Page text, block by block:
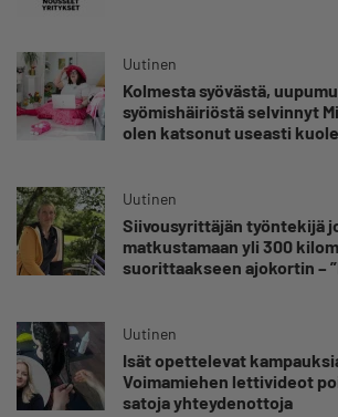
Uutinen
Kolmesta syövästä,
syömishäiriöstä selvinnyt
olen katsonut useasti
Uutinen
Siivousyrittäjän työntekijä
matkustamaan yli 300
suorittaakseen ajokortin –
Uutinen
Isät opettelevat
Voimamiehen lettivideot
satoja yhteydenottoja